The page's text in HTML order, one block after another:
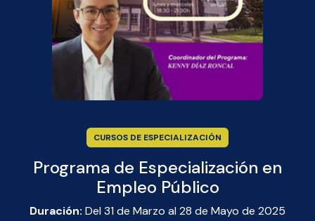
CURSOS DE ESPECIALIZACIÓN
Programa de Especialización en
Empleo Público
Duración: Del 31 de Marzo al 28 de Mayo de 2025